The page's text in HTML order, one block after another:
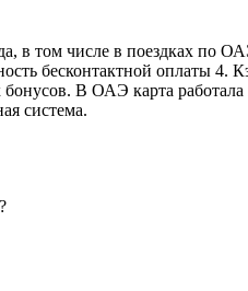
в том числе в поездках по
бесконтактной оплаты 4.
В ОАЭ карта работала
система.